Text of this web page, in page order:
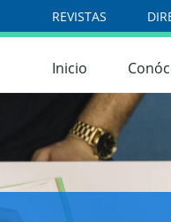
Inicio
REVISTAS